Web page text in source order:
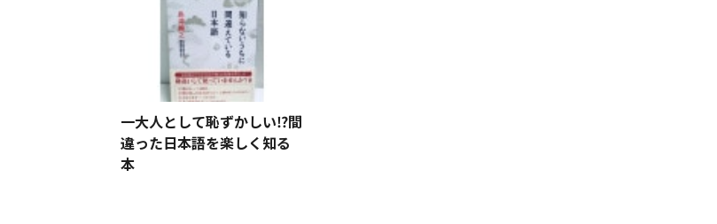
一大人として恥ずかしい⁉間
違った日本語を楽しく知る
本